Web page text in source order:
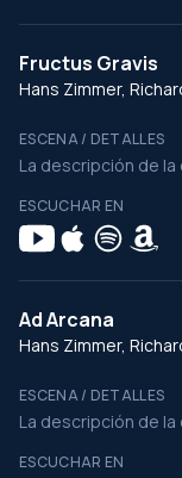
Fructus Gravis
Hans Zimmer,
ESCENA / DETALLES
La descripción de
ESCUCHAR EN
Ad Arcana
Hans Zimmer,
ESCENA / DETALLES
La descripción de
ESCUCHAR EN